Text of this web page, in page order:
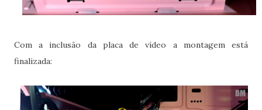
Com a inclusão da placa de vídeo a montagem está
finalizada: